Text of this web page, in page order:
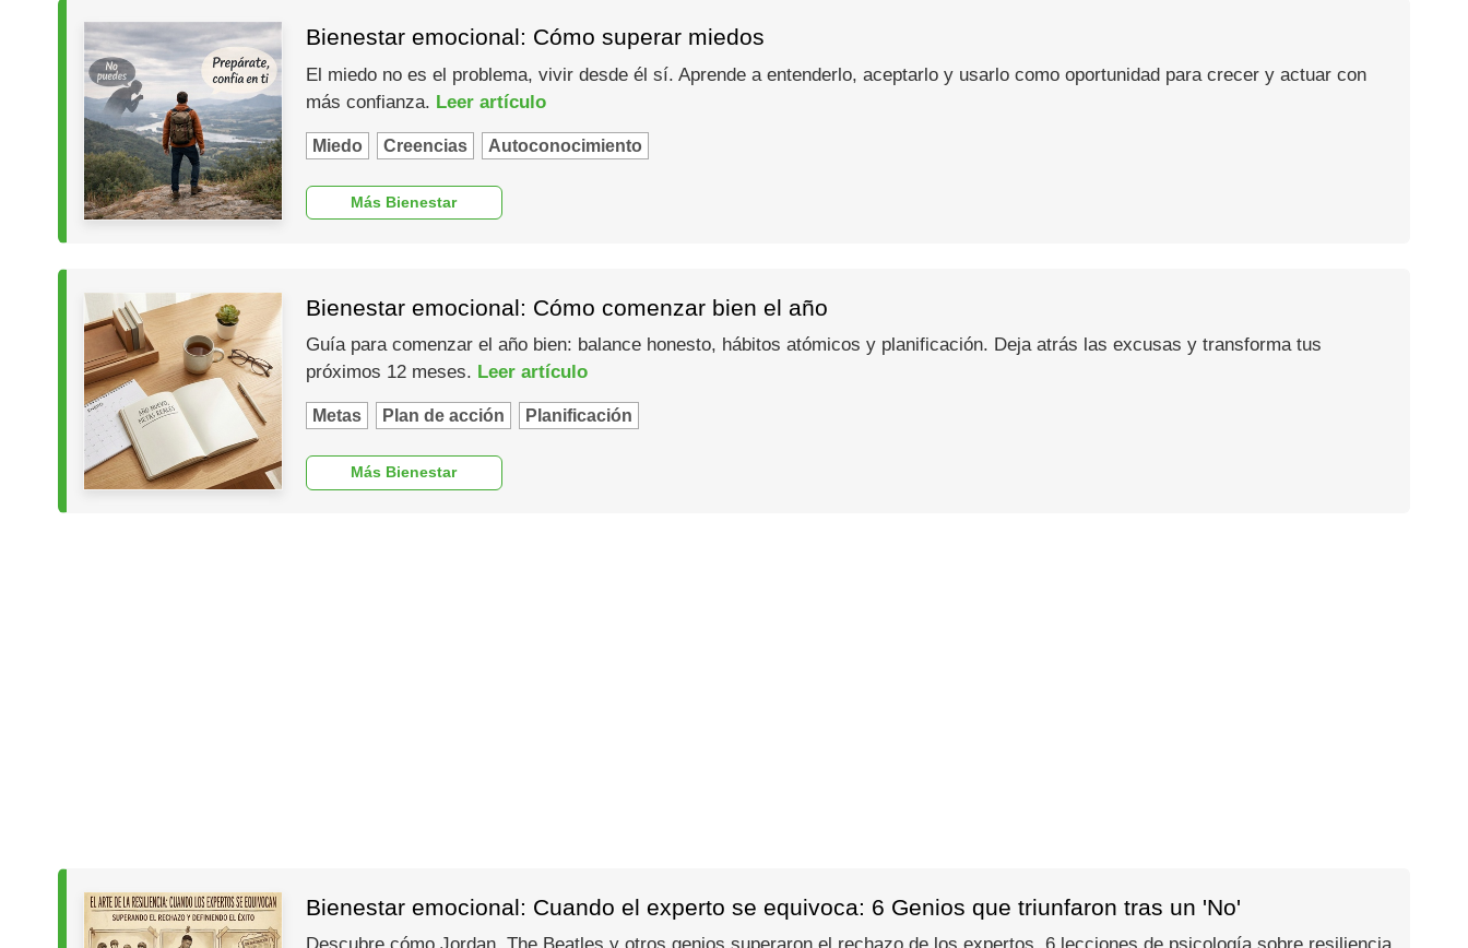
Bienestar emocional: Cómo superar miedos
El miedo no es el problema, vivir desde él sí. Aprende a entenderlo, aceptarlo y usarlo como oportunidad para crecer y actuar con
más confianza. Leer artículo
Miedo Creencias Autoconocimiento
Más Bienestar
Bienestar emocional: Cómo comenzar bien el año
Guía para comenzar el año bien: balance honesto, hábitos atómicos y planificación. Deja atrás las excusas y transforma tus
próximos 12 meses. Leer artículo
Metas Plan de acción Planificación
Más Bienestar
Bienestar emocional: Cuando el experto se equivoca: 6 Genios que triunfaron tras un 'No'